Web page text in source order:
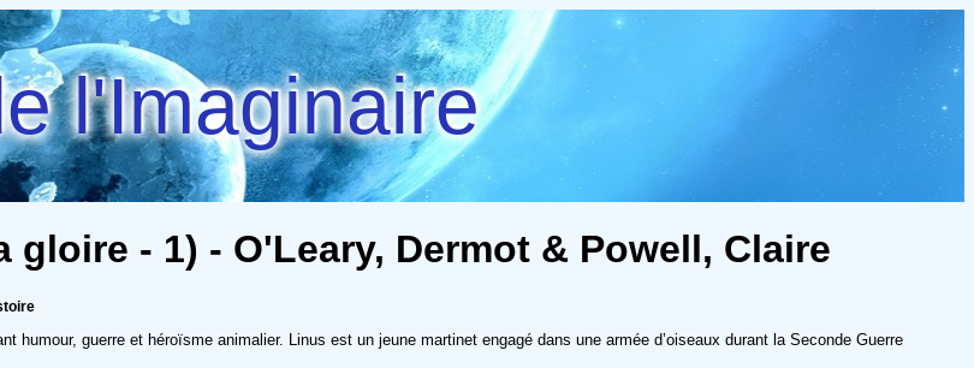
l'Imaginaire
- 1) - O'Leary, Dermot & Powell, Claire
humour, guerre et héroïsme animalier. Linus est un jeune martinet engagé dans une armée d’oiseaux durant la Seconde Guerre